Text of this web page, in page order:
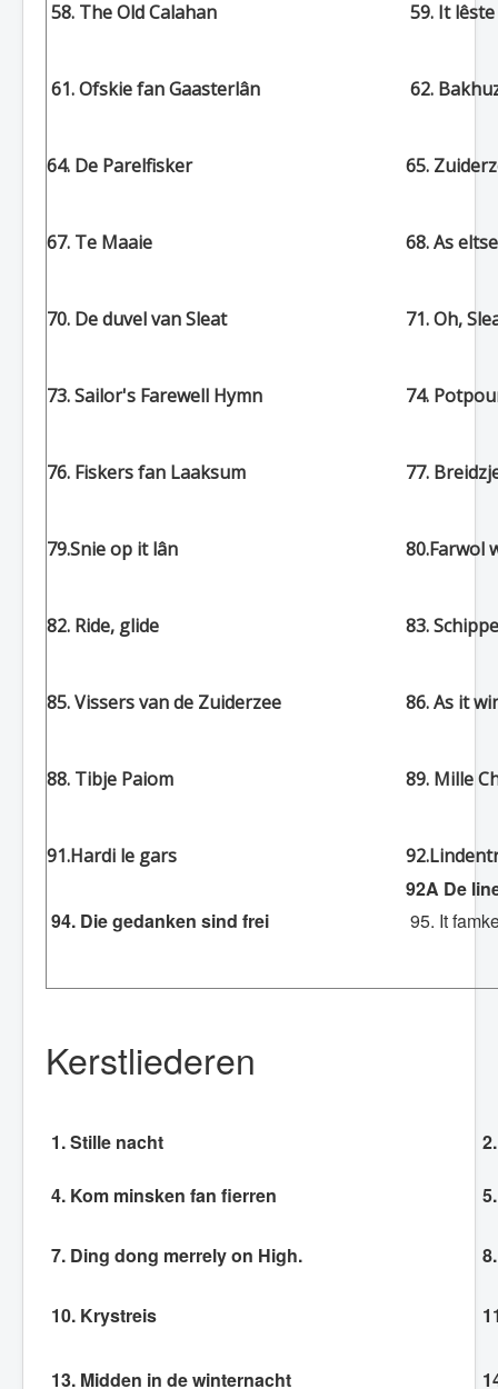
58. The Old Calahan 59. It
61. Ofskie fan Gaasterlân 62.
64. De Parelfisker 65.
67. Te Maaie 68. As
70. De duvel van Sleat 71. Oh,
73. Sailor's Farewell Hymn 74.
76. Fiskers fan Laaksum 77.
79.Snie op it lân 80.Farwol
82. Ride, glide 83.
85. Vissers van de Zuiderzee 86. As it
88. Tibje Paiom 89. Mille
91.Hardi le gars
92A De
94. Die gedanken sind frei
95. It
Kerstliederen
1. Stille nacht
4. Kom minsken fan fierren
7. Ding dong merrely on High.
10. Krystreis
13. Midden in de winternacht